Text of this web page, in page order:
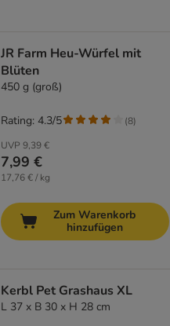
JR Farm Heu-Würfel mit
Blüten
450 g (groß)
UVP 9,39 €
7,99 €
17,76 € / kg
Rating: 4.3/5 (8)
Zum Warenkorb
hinzufügen
Kerbl Pet Grashaus XL
L 37 x B 30 x H 28 cm